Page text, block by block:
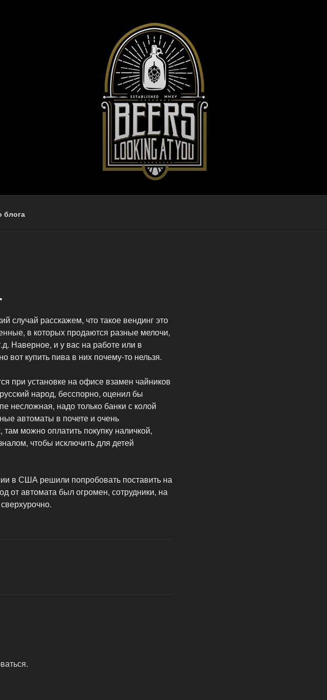
блога
случай расскажем, что такое вендинг это
в которых продаются разные мелочи,
Наверное, и у вас на работе или в
вот купить пива в них почему-то нельзя.
при установке на офисе взамен чайников
народ, бесспорно, оценил бы
несложная, надо только банки с колой
автоматы в почете и очень
можно оплатить покупку наличкой,
чтобы исключить для детей
в США решили попробовать поставить на
автомата был огромен, сотрудники, на
.